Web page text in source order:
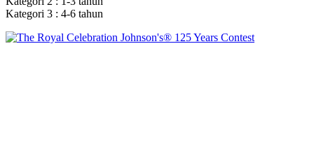
Kategori 3 : 4-6 tahun